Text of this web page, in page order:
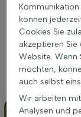
Obwohl sie
gedeiht sie am
Nährstoffen und
vermeiden. Eine
optimale
können
Cookies Sie
akzeptieren
Website. Wenn
möchten,
auch selbst
Wir arbeiten
Analysen und